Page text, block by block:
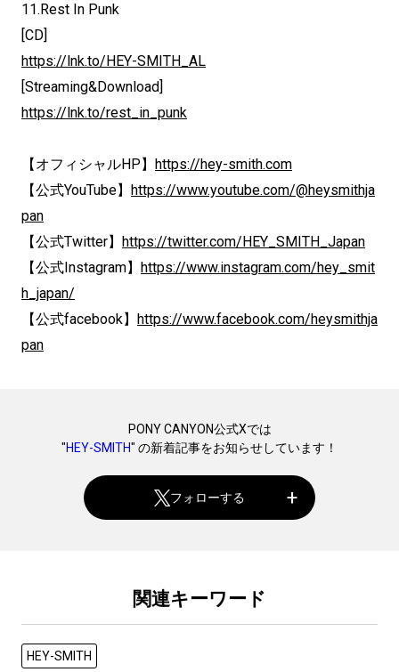
11.Rest In Punk
[CD]
https://lnk.to/HEY-SMITH_AL
[Streaming&Download]
https://lnk.to/rest_in_punk
【オフィシャルHP】 https://hey-smith.com
【公式YouTube】 https://www.youtube.com/@heysmithja
pan
【公式Twitter】 https://twitter.com/HEY_SMITH_Japan
【公式Instagram】 https://www.instagram.com/hey_smit
h_japan/
【公式facebook】 https://www.facebook.com/heysmithja
pan
PONY CANYON公式Xでは
"HEY-SMITH" の新着記事をお知らせしています！
フォローする
関連キーワード
HEY-SMITH